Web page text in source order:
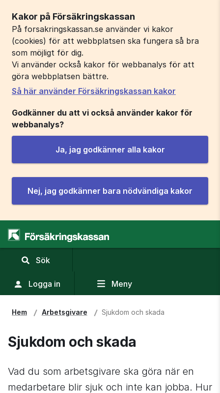
Kakor på Försäkringskassan
På forsakringskassan.se använder vi kakor
(cookies) för att webbplatsen ska fungera så bra
som möjligt för dig.
Vi använder också kakor för webbanalys för att
göra webbplatsen bättre.
Så här använder Försäkringskassan kakor
Godkänner du att vi också använder kakor för
webbanalys?
Ja, jag godkänner alla kakor
Nej, jag godkänner bara nödvändiga kakor
Sök
sökfält
Logga in Meny
Hem Arbetsgivare Sjukdom och skada
Sjukdom och skada
Vad du som arbetsgivare ska göra när en
medarbetare blir sjuk och inte kan jobba. Hur